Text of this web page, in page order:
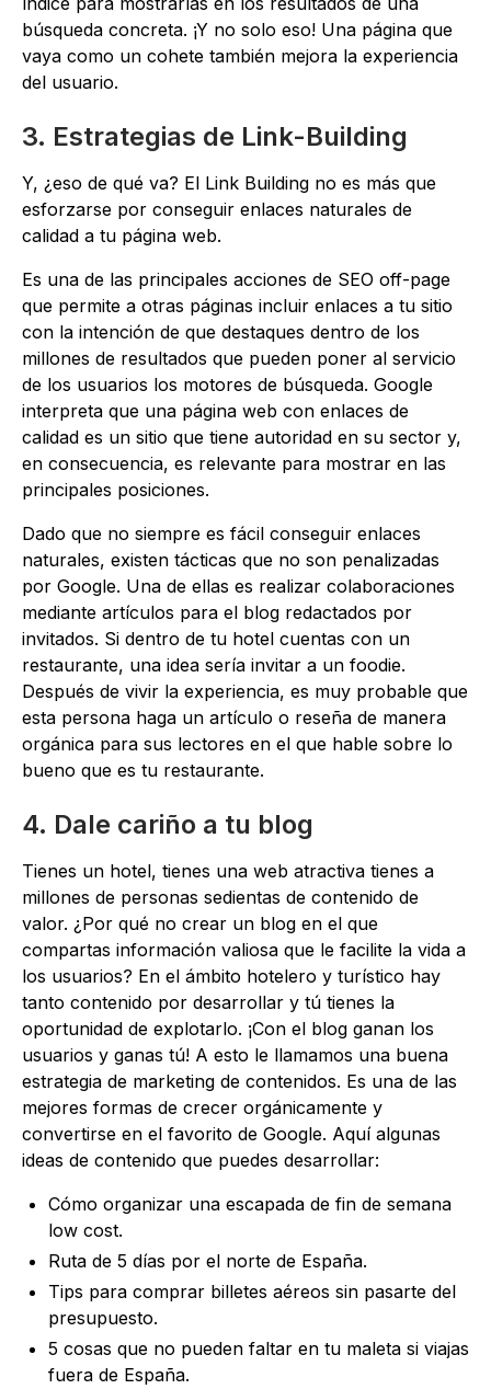
búsqueda concreta. ¡Y no solo eso! Una página que
vaya como un cohete también mejora la experiencia
del usuario.
3. Estrategias de Link-Building
Y, ¿eso de qué va? El Link Building no es más que
esforzarse por conseguir enlaces naturales de
calidad a tu página web.
Es una de las principales acciones de SEO off-page
que permite a otras páginas incluir enlaces a tu sitio
con la intención de que destaques dentro de los
millones de resultados que pueden poner al servicio
de los usuarios los motores de búsqueda. Google
interpreta que una página web con enlaces de
calidad es un sitio que tiene autoridad en su sector y,
en consecuencia, es relevante para mostrar en las
principales posiciones.
Dado que no siempre es fácil conseguir enlaces
naturales, existen tácticas que no son penalizadas
por Google. Una de ellas es realizar colaboraciones
mediante artículos para el blog redactados por
invitados. Si dentro de tu hotel cuentas con un
restaurante, una idea sería invitar a un foodie.
Después de vivir la experiencia, es muy probable que
esta persona haga un artículo o reseña de manera
orgánica para sus lectores en el que hable sobre lo
bueno que es tu restaurante.
4. Dale cariño a tu blog
Tienes un hotel, tienes una web atractiva tienes a
millones de personas sedientas de contenido de
valor. ¿Por qué no crear un blog en el que
compartas información valiosa que le facilite la vida a
los usuarios? En el ámbito hotelero y turístico hay
tanto contenido por desarrollar y tú tienes la
oportunidad de explotarlo. ¡Con el blog ganan los
usuarios y ganas tú! A esto le llamamos una buena
estrategia de marketing de contenidos. Es una de las
mejores formas de crecer orgánicamente y
convertirse en el favorito de Google. Aquí algunas
ideas de contenido que puedes desarrollar:
Cómo organizar una escapada de fin de semana
low cost.
Ruta de 5 días por el norte de España.
Tips para comprar billetes aéreos sin pasarte del
presupuesto.
5 cosas que no pueden faltar en tu maleta si viajas
fuera de España.